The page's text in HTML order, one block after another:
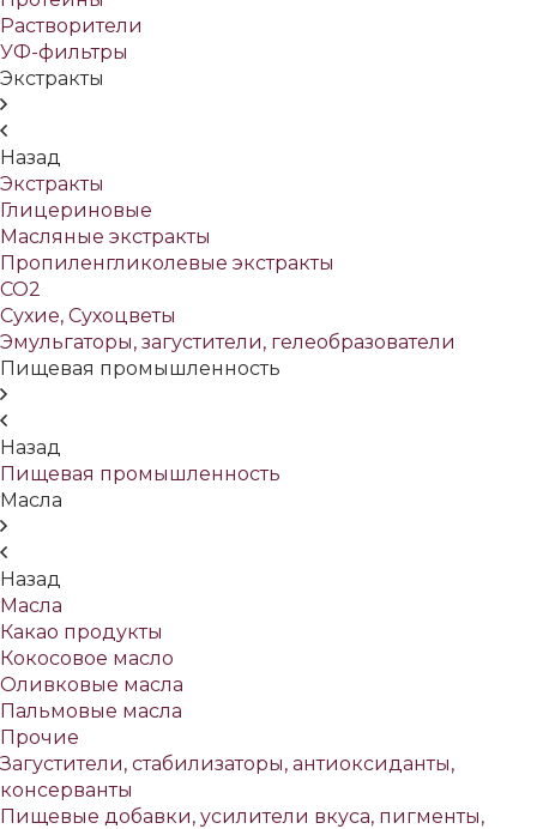
Растворители
УФ-фильтры
Экстракты
Назад
Экстракты
Глицериновые
Масляные экстракты
Пропиленгликолевые экстракты
СО2
Сухие, Сухоцветы
Эмульгаторы, загустители, гелеобразователи
Пищевая промышленность
Назад
Пищевая промышленность
Масла
Назад
Масла
Какао продукты
Кокосовое масло
Оливковые масла
Пальмовые масла
Прочие
Загустители, стабилизаторы, антиоксиданты,
консерванты
Пищевые добавки, усилители вкуса, пигменты,